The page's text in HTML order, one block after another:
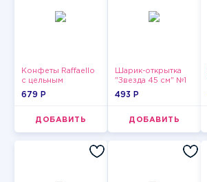
Конфеты Raffaello
с цельным
миндальным
обсыпке 150 г
679 P
ДОБАВИТЬ
Шарик-открытка
"Звезда 45 см" №1
493 P
ДОБАВИТЬ